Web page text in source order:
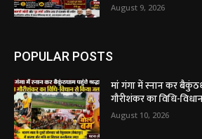
August 9, 2026
POPULAR POSTS
मां गंगा में स्नान कर
गौरीशंकर का विधि-
August 10, 2026